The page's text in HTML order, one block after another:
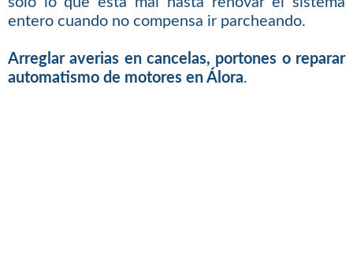
entero cuando no compensa ir parcheando.
Arreglar averias en cancelas, portones o reparar
automatismo de motores en Álora.